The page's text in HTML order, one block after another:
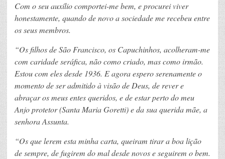
Com o seu auxílio comportei-me bem, e procurei viver
honestamente, quando de novo a sociedade me recebeu entre
os seus membros.
“Os filhos de São Francisco, os Capuchinhos, acolheram-me
com caridade seráfica, não como criado, mas como irmão.
Estou com eles desde 1936. E agora espero serenamente o
momento de ser admitido à visão de Deus, de rever e
abraçar os meus entes queridos, e de estar perto do meu
Anjo protetor (Santa Maria Goretti) e da sua querida mãe, a
senhora Assunta.
“Os que lerem esta minha carta, queiram tirar a boa lição
de sempre, de fugirem do mal desde novos e seguirem o bem.